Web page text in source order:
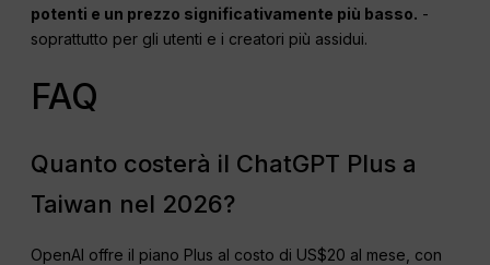
potenti e un prezzo significativamente più basso. -
soprattutto per gli utenti e i creatori più assidui.
FAQ
Quanto costerà il ChatGPT Plus a
Taiwan nel 2026?
OpenAI offre il piano Plus al costo di US$20 al mese, con